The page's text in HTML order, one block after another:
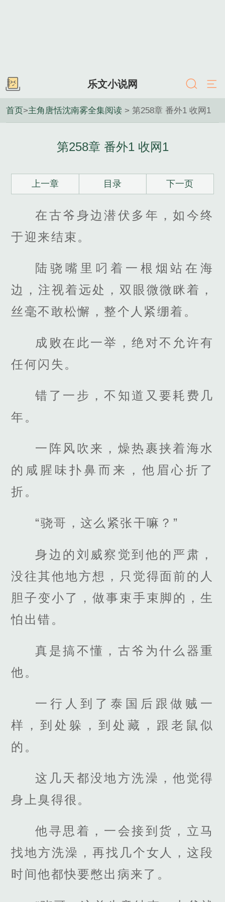
乐文小说网
首页>主角唐恬沈南雾全集阅读 > 第258章 番外1 收网1
第258章 番外1 收网1
上一章 目录 下一页
在古爷身边潜伏多年，如今终
于迎来结束。
陆骁嘴里叼着一根烟站在海
边，注视着远处，双眼微微眯着，
丝毫不敢松懈，整个人紧绷着。
成败在此一举，绝对不允许有
任何闪失。
错了一步，不知道又要耗费几
年。
一阵风吹来，燥热裹挟着海水
的咸腥味扑鼻而来，他眉心折了
折。
“骁哥，这么紧张干嘛？”
身边的刘威察觉到他的严肃，
没往其他地方想，只觉得面前的人
胆子变小了，做事束手束脚的，生
怕出错。
真是搞不懂，古爷为什么器重
他。
一行人到了泰国后跟做贼一
样，到处躲，到处藏，跟老鼠似
的。
这几天都没地方洗澡，他觉得
身上臭得很。
他寻思着，一会接到货，立马
找地方洗澡，再找几个女人，这段
时间他都快要憋出病来了。